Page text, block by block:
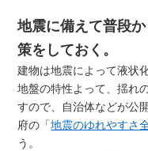
地震に備えて普段
策をしておく。
建物は地震によって液状
地盤の特性よって、揺れ
すので、自治体などが公
府の「地震のゆれやすさ
う。